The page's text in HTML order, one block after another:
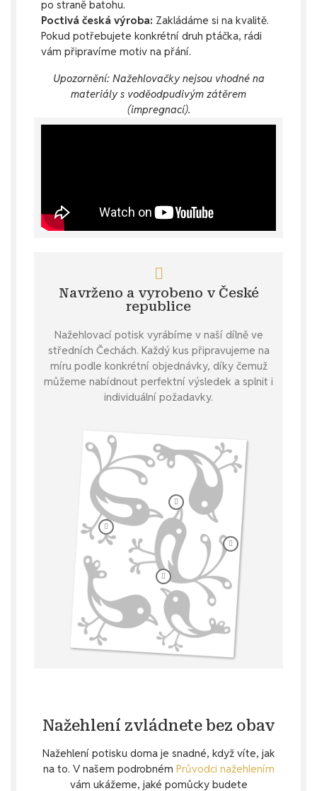
po straně batohu.
Poctivá česká výroba: Zakládáme si na kvalitě.
Pokud potřebujete konkrétní druh ptáčka, rádi
vám připravíme motiv na přání.
Upozornění: Nažehlovačky nejsou vhodné na
materiály s voděodpudivým zátěrem
(impregnací).
Navrženo a vyrobeno v České
republice
Nažehlovací potisk vyrábíme v naší dílně ve
středních Čechách. Každý kus připravujeme na
míru podle konkrétní objednávky, díky čemuž
můžeme nabídnout perfektní výsledek a splnit i
individuální požadavky.
Nažehlení zvládnete bez obav
Nažehlení potisku doma je snadné, když víte, jak
na to. V našem podrobném Průvodci nažehlením
vám ukážeme, jaké pomůcky budete